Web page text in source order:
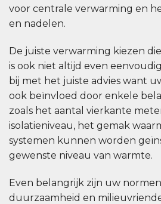
voor centrale verwarming en
en nadelen.
De juiste verwarming kiezen
is ook niet altijd even
bij met het juiste advies want
ook beïnvloed door enkele
zoals het aantal vierkante
isolatieniveau, het gemak
systemen kunnen worden
gewenste niveau van warmte.
Even belangrijk zijn uw
duurzaamheid en